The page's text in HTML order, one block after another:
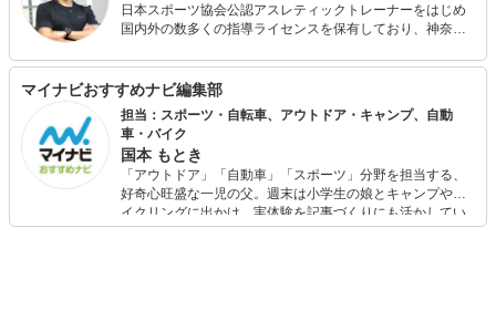
日本スポーツ協会公認アスレティックトレーナーをはじめ
国内外の数多くの指導ライセンスを保有しており、神奈川
ら、パーソナルジムの経営を行っています。 現在も現役で
陸上競技大会に出場しており、選手としての自身の目線や
大手スポーツ量販店での社員経験・これまでの運動指導経
験を活かして様々なスポーツ関連の記事執筆に関わってき
ました。 各種スポーツ教室・健康運動教室・講演会などの
ご依頼もお請けしております。
マイナビおすすめナビ編集部
担当：スポーツ・自転車、アウトドア・キャンプ、自動
車・バイク
国本 もとき
「アウトドア」「自動車」「スポーツ」分野を担当する、
好奇心旺盛な一児の父。週末は小学生の娘とキャンプやサ
イクリングに出かけ、実体験を記事づくりにも活かしてい
ます。読者の「知りたい」を分かりやすく届けることをモ